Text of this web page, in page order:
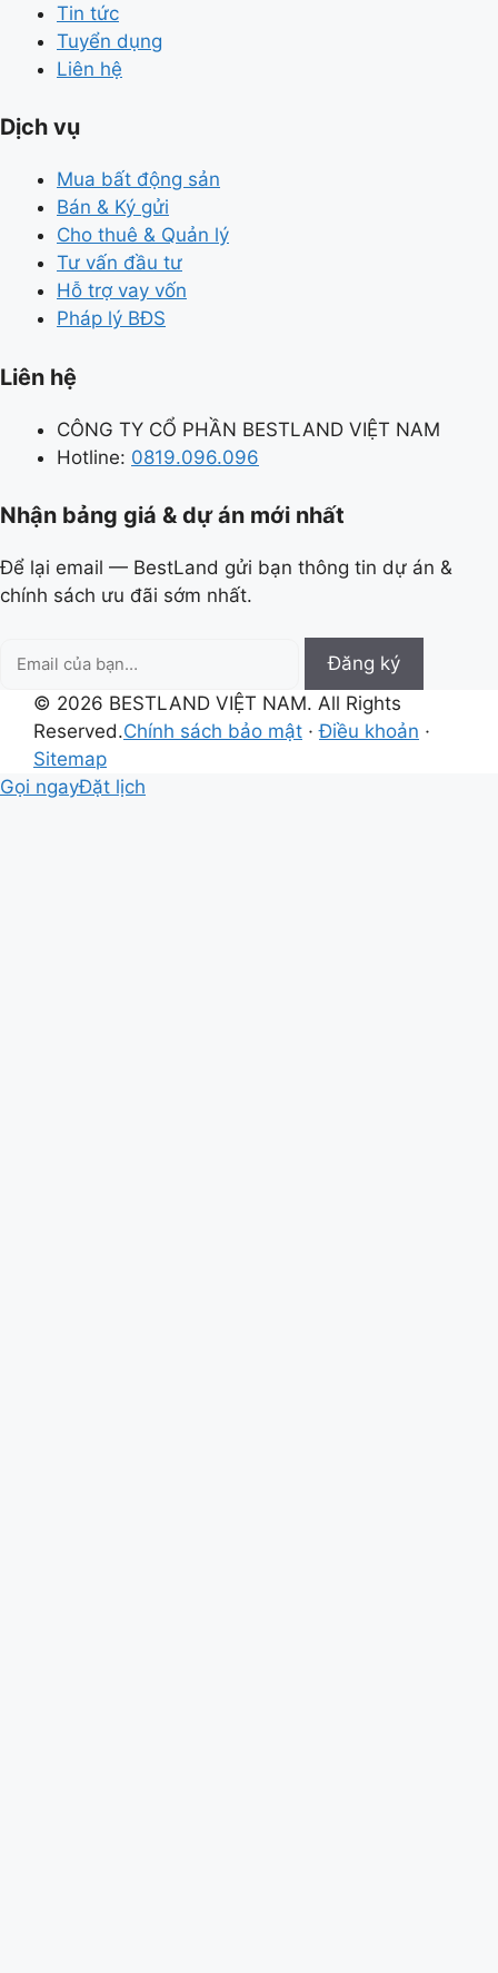
Tin tức
Tuyển dụng
Liên hệ
Dịch vụ
Mua bất động sản
Bán & Ký gửi
Cho thuê & Quản lý
Tư vấn đầu tư
Hỗ trợ vay vốn
Pháp lý BĐS
Liên hệ
CÔNG TY CỔ PHẦN BESTLAND VIỆT NAM
Hotline: 0819.096.096
Nhận bảng giá & dự án mới nhất
Để lại email — BestLand gửi bạn thông tin dự án &
chính sách ưu đãi sớm nhất.
Đăng ký
© 2026 BESTLAND VIỆT NAM. All Rights
Reserved.Chính sách bảo mật · Điều khoản ·
Sitemap
Gọi ngayĐặt lịch